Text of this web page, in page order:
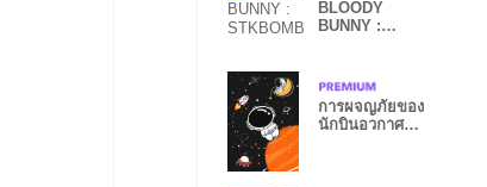
BLOODY
BUNNY :
การผจญภัยของ
นักบินอวกาศ